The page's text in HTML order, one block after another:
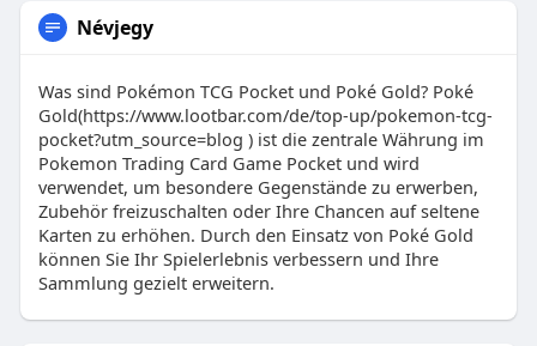
Névjegy
Was sind Pokémon TCG Pocket und Poké Gold? Poké
Gold(https://www.lootbar.com/de/top-up/pokemon-tcg-
pocket?utm_source=blog ) ist die zentrale Währung im
Pokemon Trading Card Game Pocket und wird
verwendet, um besondere Gegenstände zu erwerben,
Zubehör freizuschalten oder Ihre Chancen auf seltene
Karten zu erhöhen. Durch den Einsatz von Poké Gold
können Sie Ihr Spielerlebnis verbessern und Ihre
Sammlung gezielt erweitern.